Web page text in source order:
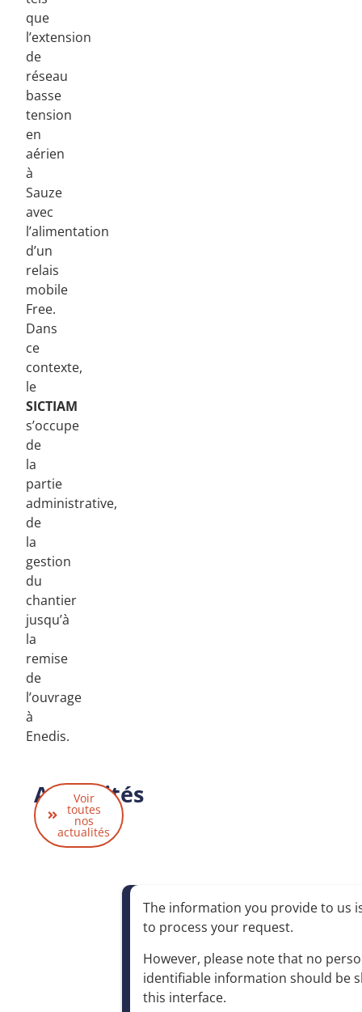
que
l’extension
de
réseau
basse
tension
en
aérien
à
Sauze
avec
l’alimentation
d’un
relais
mobile
Free.
Dans
ce
contexte,
le
SICTIAM
s’occupe
de
la
partie
administrative,
de
la
gestion
du
chantier
jusqu’à
la
remise
de
l’ouvrage
à
Enedis.
Actualités
liées
Voir
toutes
nos
actualités
The information you provide to us
to process your request.
However, please note that no
identifiable information should be
this interface.